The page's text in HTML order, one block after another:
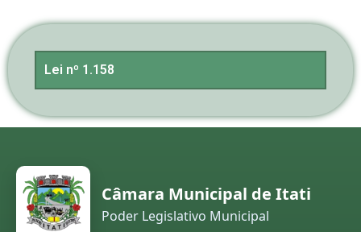
Lei nº 1.158
Câmara Municipal de Itati
Poder Legislativo Municipal